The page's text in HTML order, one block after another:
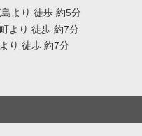
より 徒歩 約5分
より 徒歩 約7分
り 徒歩 約7分